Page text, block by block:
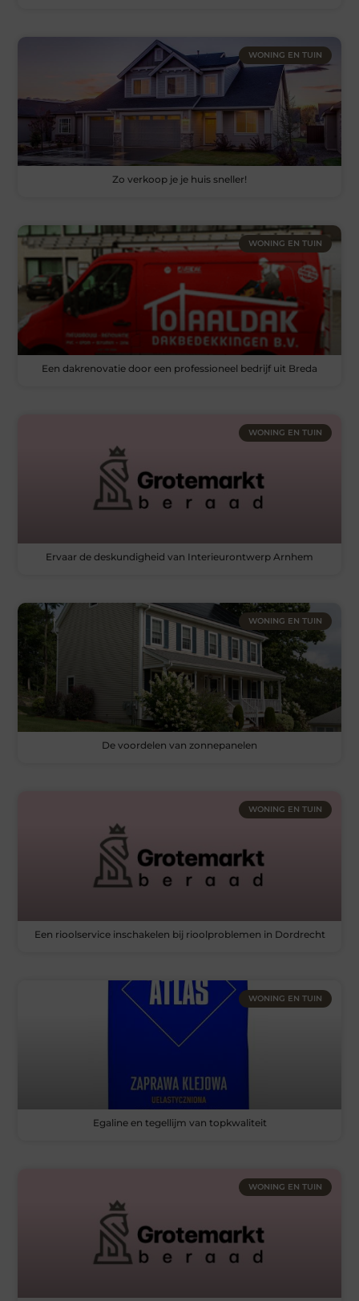
WONING EN TUIN
Zo verkoop je je huis sneller!
WONING EN TUIN
Een dakrenovatie door een professioneel bedrijf uit Breda
WONING EN TUIN
Ervaar de deskundigheid van Interieurontwerp Arnhem
WONING EN TUIN
De voordelen van zonnepanelen
WONING EN TUIN
Een rioolservice inschakelen bij rioolproblemen in Dordrecht
WONING EN TUIN
Egaline en tegellijm van topkwaliteit
WONING EN TUIN